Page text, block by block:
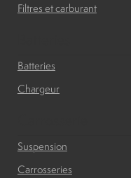
Filtres et carburant
Batteries
Chargeur
Suspension
Carrosseries